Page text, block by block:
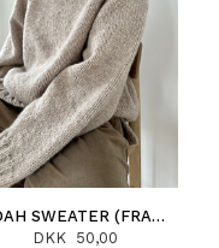
NOAH SWEATER (FRANCAIS)
DKK 50,00